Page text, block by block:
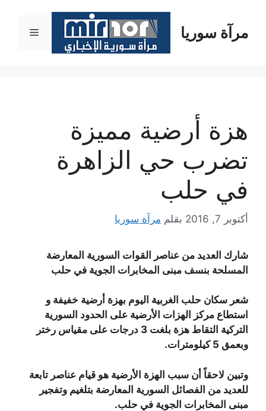
المحتوىمرآة سوريا القائمة
هزة أرضية مميزة
تضرب حي الزاهرة
في حلب
أكتوبر 7, 2016 بقلم مرآة سوريا
شارك العديد من عناصر القوات السورية المعارضة
المسلحة بنسف مبنى المخابرات الجوية في حلب
شعر سكان حلب الغربية اليوم بهزة أرضية خفيفة و
استطاع مركز الهزات الأرضية على الحدود السورية
التركية التقاط هزة بلغت 3 درجات على مقياس رختر
وبعمق 5 كيلومترات.
وتبين لاحقاً أن سبب الهزة الأرضية هو قيام عناصر تابعة
للعديد من الفصائل السورية المعارضة بتلغيم وتفجير
مبنى المخابرات الجوية في حلب.